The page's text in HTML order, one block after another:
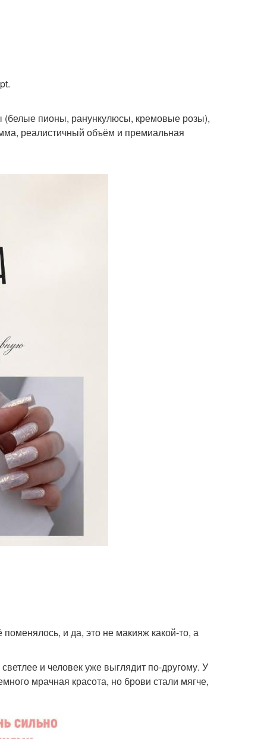
пионы, ранункулюсы, кремовые розы),
реалистичный объём и премиальная
и да, это не макияж какой-то, а
и человек уже выглядит по-другому. У
мрачная красота, но брови стали мягче,